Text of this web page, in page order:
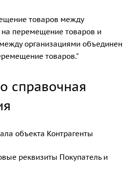
товаров между
перемещение товаров и
организациями объединен
товаров."
справочная
объекта Контрагенты
реквизиты Покупатель и